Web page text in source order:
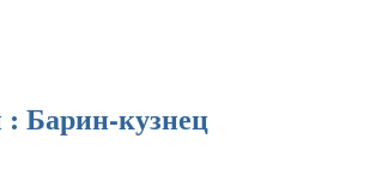
: Барин-кузнец